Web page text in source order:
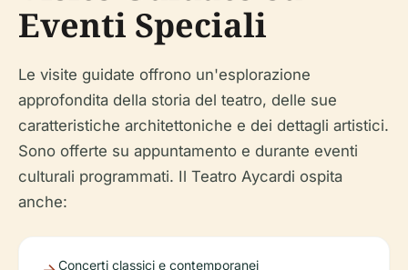
Eventi Speciali
Le visite guidate offrono un'esplorazione
approfondita della storia del teatro, delle sue
caratteristiche architettoniche e dei dettagli artistici.
Sono offerte su appuntamento e durante eventi
culturali programmati. Il Teatro Aycardi ospita
anche:
Concerti classici e contemporanei